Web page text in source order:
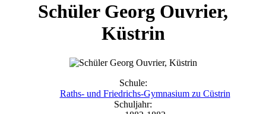
Schüler Georg Ouvrier,
Küstrin
Schule:
Raths- und Friedrichs-Gymnasium zu Cüstrin
Schuljahr: